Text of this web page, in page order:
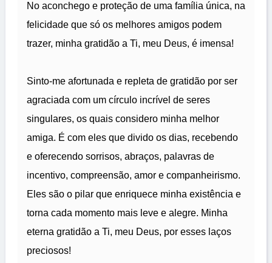
No aconchego e proteção de uma família única, na
felicidade que só os melhores amigos podem
trazer, minha gratidão a Ti, meu Deus, é imensa!
Sinto-me afortunada e repleta de gratidão por ser
agraciada com um círculo incrível de seres
singulares, os quais considero minha melhor
amiga. É com eles que divido os dias, recebendo
e oferecendo sorrisos, abraços, palavras de
incentivo, compreensão, amor e companheirismo.
Eles são o pilar que enriquece minha existência e
torna cada momento mais leve e alegre. Minha
eterna gratidão a Ti, meu Deus, por esses laços
preciosos!